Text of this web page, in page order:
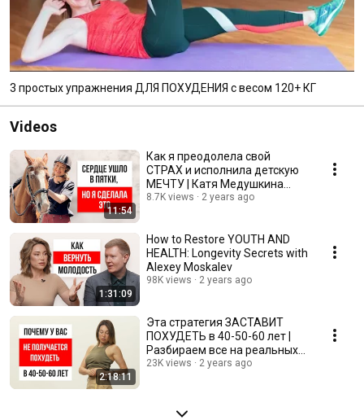
3 простых упражнения ДЛЯ ПОХУДЕНИЯ с весом 120+ КГ
Videos
11:54
Как я преодолела свой
СТРАХ и исполнила детскую
МЕЧТУ | Катя Медушкина
исполняет мечты, выпуск 4
8.7K views 2 years ago
1:31:09
How to Restore YOUTH AND
HEALTH: Longevity Secrets with
Alexey Moskalev
98K views 2 years ago
2:18:11
Эта стратегия ЗАСТАВИТ
ПОХУДЕТЬ в 40-50-60 лет |
Разбираем все на реальных
примерах
23K views 2 years ago